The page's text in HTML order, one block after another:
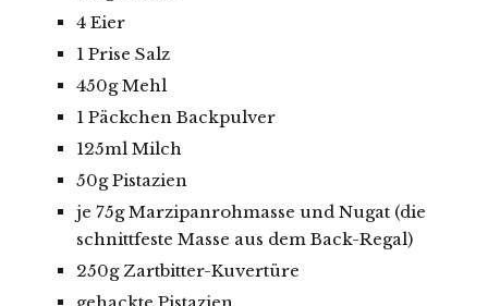
4 Eier
1 Prise Salz
450g Mehl
1 Päckchen Backpulver
125ml Milch
50g Pistazien
je 75g Marzipanrohmasse und Nugat (die
schnittfeste Masse aus dem Back-Regal)
250g Zartbitter-Kuvertüre